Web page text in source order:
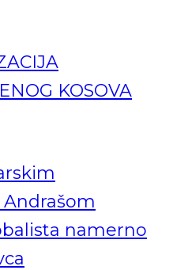
KOSOVA
namerno